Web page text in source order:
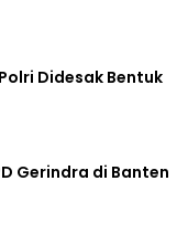
Didesak Bentuk
Gerindra di Banten